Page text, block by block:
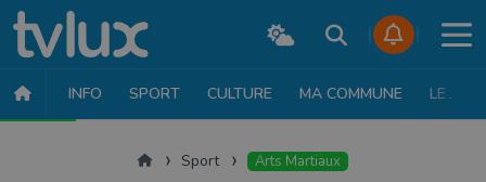
INFO SPORT CULTURE MA COMMUNE LE JT
AccueilSport Arts Martiaux